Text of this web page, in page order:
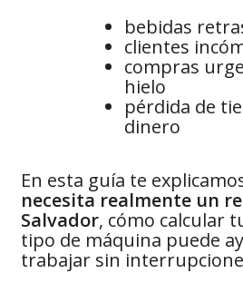
bebidas
clientes
compras
hielo
pérdida de
dinero
En esta guía te
necesita realmente un
Salvador, cómo calcular
tipo de máquina puede
trabajar sin